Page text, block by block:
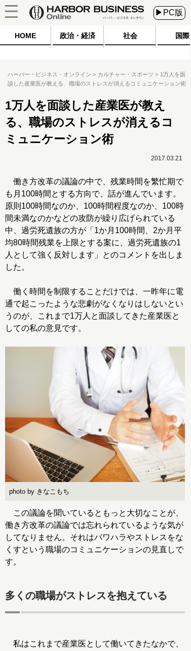
▶PC版
HOME 政治・経済 社会 国際
ハーバー・ビジネス・オンライン カルチャー・スポーツ
1万人を面
談した産業医が教える、職場のストレスが消えるコミュニケーション術
1万人を面談した産業医が教え
る、職場のストレスが消えるコ
ミュニケーション術
2017.03.21
働き方改革の議論の中で、残業時間を繁忙期で
も月100時間とする方向で、話が進んでいます。
原則100時間なのか、100時間程度なのか、100時
間未満なのかなどの攻防が繰り広げられている
中、過労死遺族の方が「1か月100時間、2か月平
均80時間残業を上限とする案に、過労死遺族の1
人として強く反対します」とのコメントを出しま
した。
働く時間を制限することだけでは、一昨年に電
通で起こったような悲劇がなくなりはしないとい
うのが、これまで1万人と面談してきた産業医と
しての私の意見です。
photo by きなこもち
この議論を聞いているともっと大切なことが、
働き方改革の議論では忘れられているような気が
してなりません。それはパワハラやストレスをな
くすという職場のコミュニケーションの見直しで
す。
多くの職場がストレスを抱えている
私はこれまで産業医として働いてきたなかで、